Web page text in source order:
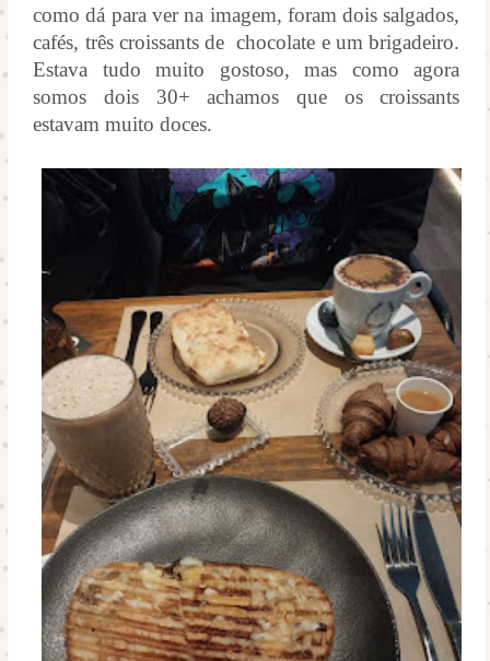
como dá para ver na imagem, foram dois salgados,
cafés, três croissants de chocolate e um brigadeiro.
Estava tudo muito gostoso, mas como agora
somos dois 30+ achamos que os croissants
estavam muito doces.